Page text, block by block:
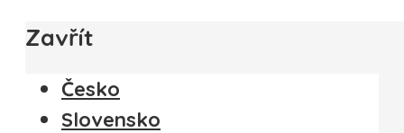
Zavřít
Česko
Slovensko